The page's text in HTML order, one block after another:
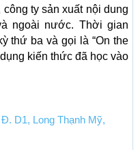
ty sản xuất nội dung
ngoài nước. Thời gian
thứ ba và gọi là “On the
kiến thức đã học vào
D1, Long Thạnh Mỹ,